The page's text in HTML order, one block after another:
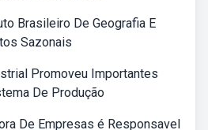
Brasileiro De Geografia E
Sazonais
Promoveu Importantes
De Produção
De Empresas é Responsavel